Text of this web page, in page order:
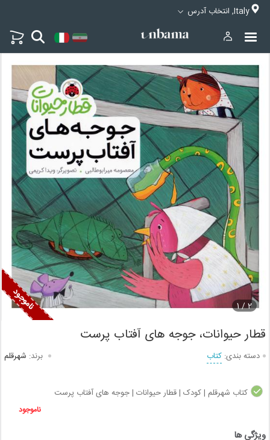
Italy, انتخاب آدرس
2 /
1
قطار حیوانات، جوجه های آفتاب پرست
دسته بندی: کتاب برند: شهرقلم
کتاب شهرقلم | کودک | قطار حیوانات | جوجه های آفتاب پرست
ناموجود